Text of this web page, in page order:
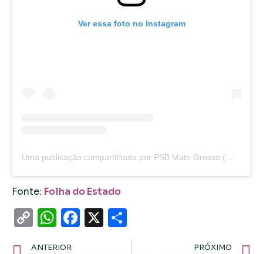
Ver essa foto no Instagram
Uma publicação compartilhada por PSB Mato Grosso (@psb.mt)
Fonte: Folha do Estado
CopyWhatsApp
Facebook
X
ANTERIOR PRÓXIMO